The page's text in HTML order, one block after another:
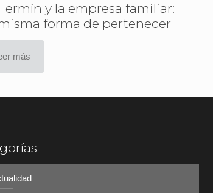
y la empresa familiar:
forma de pertenecer
más